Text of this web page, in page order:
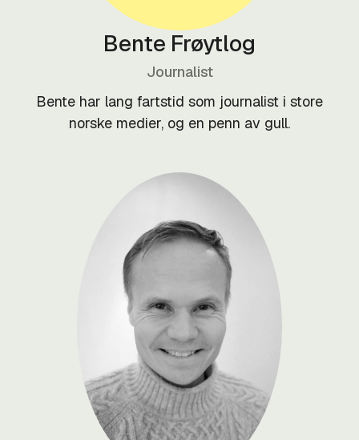
Bente Frøytlog
Journalist
Bente har lang fartstid som journalist i store
norske medier, og en penn av gull.